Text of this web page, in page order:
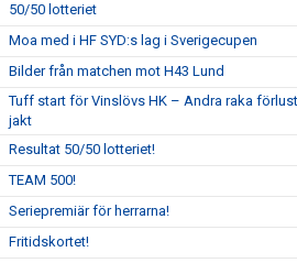
50/50 lotteriet
Moa med i HF SYD:s lag i Sverigecupen
Bilder från matchen mot H43 Lund
Tuff start för Vinslövs HK – Andra raka
jakt
Resultat 50/50 lotteriet!
TEAM 500!
Seriepremiär för herrarna!
Fritidskortet!